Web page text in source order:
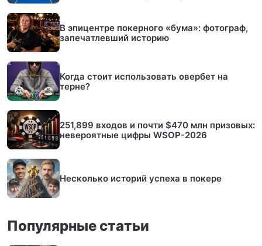
В эпицентре покерного «бума»: фотограф,
запечатлевший историю
Когда стоит использовать овербет на
терне?
251,899 входов и почти $470 млн призовых:
невероятные цифры WSOP-2026
Несколько историй успеха в покере
Популярные статьи